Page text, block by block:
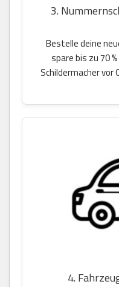
3.
Bestelle deine
spare bis zu 70
Schildermacher
4.